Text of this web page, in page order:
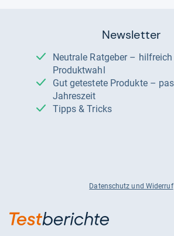
Newsletter
Neutrale Ratgeber – hilfreich für Ihre
Produktwahl
Gut getestete Produkte – passend zur
Jahreszeit
Tipps & Tricks
Datenschutz und Widerruf